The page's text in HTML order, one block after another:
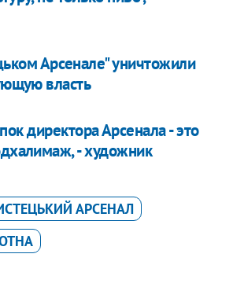
Арсенале" уничтожили
власть
директора Арсенала - это
- художник
АРСЕНАЛ